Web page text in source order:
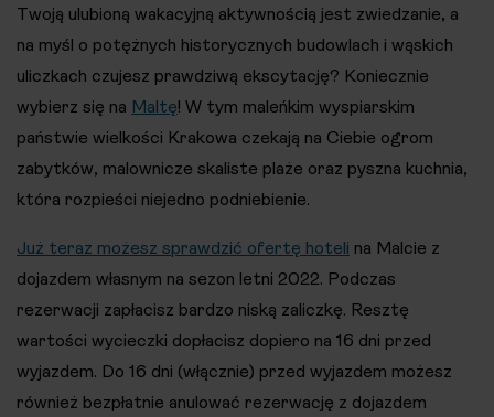
Twoją ulubioną wakacyjną aktywnością jest zwiedzanie, a
na myśl o potężnych historycznych budowlach i wąskich
uliczkach czujesz prawdziwą ekscytację? Koniecznie
wybierz się na Maltę! W tym maleńkim wyspiarskim
państwie wielkości Krakowa czekają na Ciebie ogrom
zabytków, malownicze skaliste plaże oraz pyszna kuchnia,
która rozpieści niejedno podniebienie.
Już teraz możesz sprawdzić ofertę hoteli na Malcie z
dojazdem własnym na sezon letni 2022. Podczas
rezerwacji zapłacisz bardzo niską zaliczkę. Resztę
wartości wycieczki dopłacisz dopiero na 16 dni przed
wyjazdem. Do 16 dni (włącznie) przed wyjazdem możesz
również bezpłatnie anulować rezerwację z dojazdem